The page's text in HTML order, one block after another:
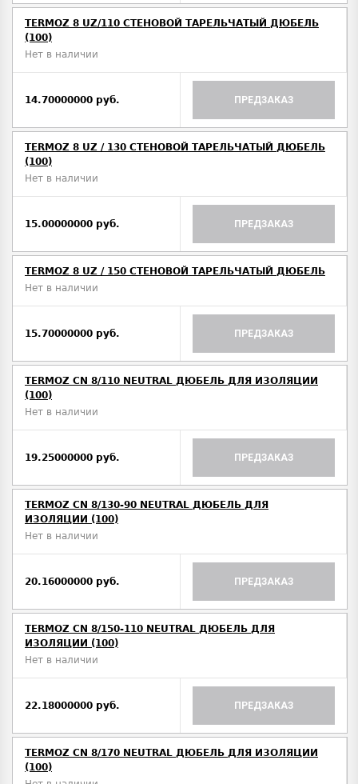
TERMOZ 8 UZ/110 СТЕНОВОЙ ТАРЕЛЬЧАТЫЙ ДЮБЕЛЬ
(100)
Нет в наличии
14.70000000 руб. ПРЕДЗАКАЗ
TERMOZ 8 UZ / 130 СТЕНОВОЙ ТАРЕЛЬЧАТЫЙ ДЮБЕЛЬ
(100)
Нет в наличии
15.00000000 руб. ПРЕДЗАКАЗ
TERMOZ 8 UZ / 150 СТЕНОВОЙ ТАРЕЛЬЧАТЫЙ ДЮБЕЛЬ
Нет в наличии
15.70000000 руб. ПРЕДЗАКАЗ
TERMOZ CN 8/110 NEUTRAL ДЮБЕЛЬ ДЛЯ ИЗОЛЯЦИИ
(100)
Нет в наличии
19.25000000 руб. ПРЕДЗАКАЗ
TERMOZ CN 8/130-90 NEUTRAL ДЮБЕЛЬ ДЛЯ
ИЗОЛЯЦИИ (100)
Нет в наличии
20.16000000 руб. ПРЕДЗАКАЗ
TERMOZ CN 8/150-110 NEUTRAL ДЮБЕЛЬ ДЛЯ
ИЗОЛЯЦИИ (100)
Нет в наличии
22.18000000 руб. ПРЕДЗАКАЗ
TERMOZ CN 8/170 NEUTRAL ДЮБЕЛЬ ДЛЯ ИЗОЛЯЦИИ
(100)